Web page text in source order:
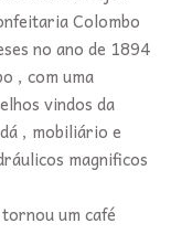
Colombo
no ano de 1894
, com uma
vindos da
, mobiliário e
magnificos
um café